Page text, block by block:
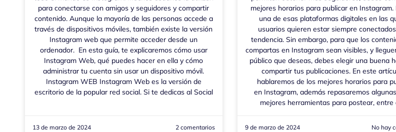
para conectarse con amigos y seguidores y compartir
contenido. Aunque la mayoría de las personas accede a
través de dispositivos móviles, también existe la versión
Instagram web que permite acceder desde un
ordenador. En esta guía, te explicaremos cómo usar
Instagram Web, qué puedes hacer en ella y cómo
administrar tu cuenta sin usar un dispositivo móvil.
Instagram WEB Instagram Web es la versión de
escritorio de la popular red social. Si te dedicas al Social
13 de marzo de 2024 2 comentarios
mejores horarios para publicar en Instagram.
una de esas plataformas digitales en las
usuarios quieren estar siempre
tendencia. Sin embargo, para que los
compartas en Instagram sean visibles, y
público que deseas, debes elegir una buena
compartir tus publicaciones. En este
hablaremos de los mejores horarios para
en Instagram, además repasaremos
mejores herramientas para postear, entre
9 de marzo de 2024 No hay